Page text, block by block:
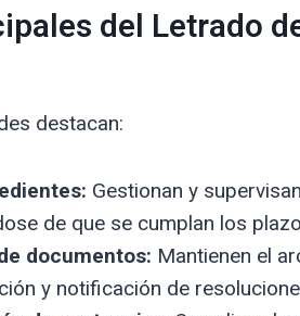
del Letrado
destacan:
Gestionan y
de que se cumplan los
documentos: Mantienen el
y notificación de